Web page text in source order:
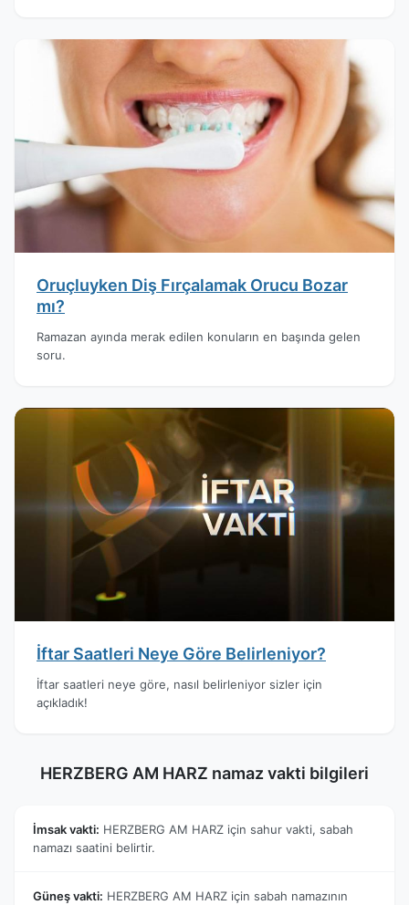
Oruçluyken Diş Fırçalamak Orucu Bozar
mı?
Ramazan ayında merak edilen konuların en başında gelen
soru.
İftar Saatleri Neye Göre Belirleniyor?
İftar saatleri neye göre, nasıl belirleniyor sizler için
açıkladık!
HERZBERG AM HARZ namaz vakti bilgileri
İmsak vakti: HERZBERG AM HARZ için sahur vakti, sabah
namazı saatini belirtir.
Güneş vakti: HERZBERG AM HARZ için sabah namazının